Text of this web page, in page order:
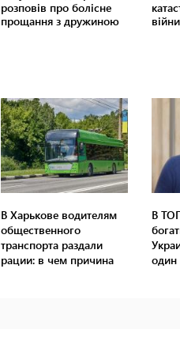
В Харькове водителям
общественного
транспорта раздали
рации: в чем причина
В
один